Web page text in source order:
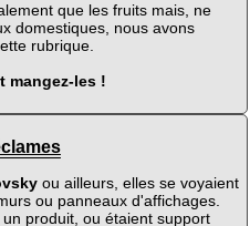
que les fruits mais, ne
domestiques, nous avons
rubrique.
mangez-les !
ou ailleurs, elles se voyaient
ou panneaux d'affichages.
produit, ou étaient support